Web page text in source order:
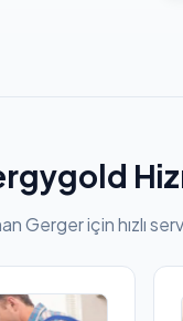
Gerger için hızlı